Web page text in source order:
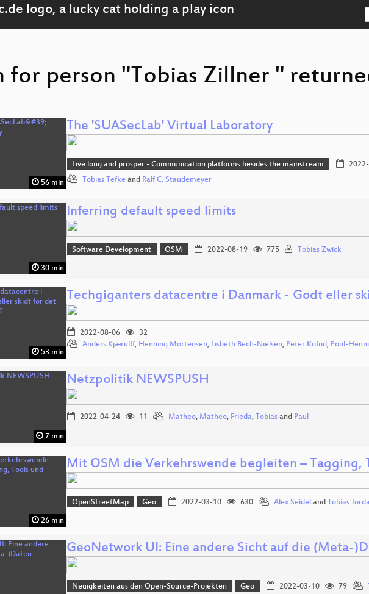
for person "Tobias Zillner "
56 min
The 'SUASecLab' Virtual Laboratory
Live long and prosper - Communication platforms besides the mainstream
Tobias Tefke and Ralf C. Staudemeyer
30 min
Inferring default speed limits
Software Development OSM 2022-08-19 775 Tobias Zwick
53 min
Techgiganters datacentre i Danmark - Godt eller
2022-08-06
32
Anders Kjærulff, Henning Mortensen, Lisbeth Bech-Nielsen, Peter Kofod, Poul-
7 min
Netzpolitik NEWSPUSH
2022-04-24 11 Matheo, Matheo, Frieda, Tobias and Paul
26 min
Mit OSM die Verkehrswende begleiten – Tagging,
OpenStreetMap Geo 2022-03-10 630 Alex Seidel and Tobias
GeoNetwork UI: Eine andere Sicht auf die (Meta-
Neuigkeiten aus den Open-Source-Projekten Geo 2022-03-10 79